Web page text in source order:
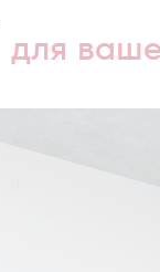
для